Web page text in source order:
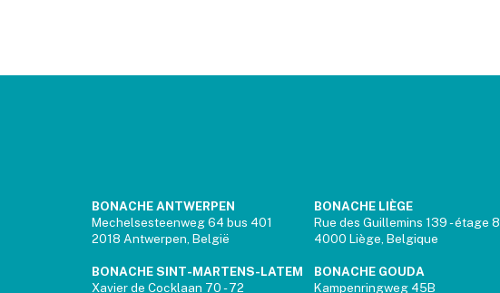
BONACHE ANTWERPEN
Mechelsesteenweg 64 bus 401
2018 Antwerpen, België
BONACHE SINT-MARTENS-LATEM
Xavier de Cocklaan 70 - 72
BONACHE LIÈGE
Rue des Guillemins 139 - étage 8
4000 Liège, Belgique
BONACHE GOUDA
Kampenringweg 45B